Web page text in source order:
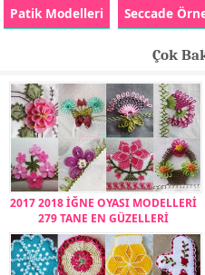
Patik Modelleri Seccade
Çok
2017 2018 İĞNE OYASI MODELLERİ
279 TANE EN GÜZELLERİ